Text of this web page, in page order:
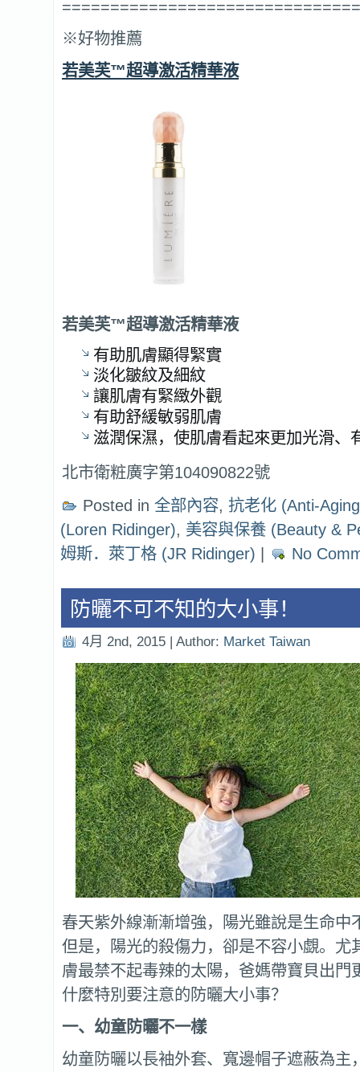
※好物推薦
若美芙™超導激活精華液
若美芙™超導激活精華液
有助肌膚顯得緊實
淡化皺紋及細紋
讓肌膚有緊緻外觀
有助舒緩敏弱肌膚
滋潤保濕，使肌膚看起來更加光滑、
北市衛粧廣字第104090822號
Posted in 全部內容, 抗老化 (Anti-
(Loren Ridinger), 美容與保養 (Beauty &
姆斯．萊丁格 (JR Ridinger)
No
防曬不可不知的大小事！
4月 2nd, 2015 | Author: Market Taiwan
春天紫外線漸漸增強，陽光雖說是生命中
但是，陽光的殺傷力，卻是不容小覷。尤
膚最禁不起毒辣的太陽，爸媽帶寶貝出門
什麼特別要注意的防曬大小事？
一、幼童防曬不一樣
幼童防曬以長袖外套、寬邊帽子遮蔽為主